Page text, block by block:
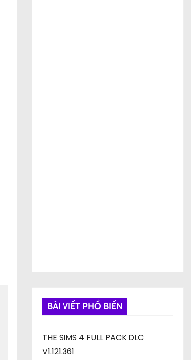
BÀI VIẾT PHỔ BIẾN
THE SIMS 4 FULL PACK DLC
V1.121.361